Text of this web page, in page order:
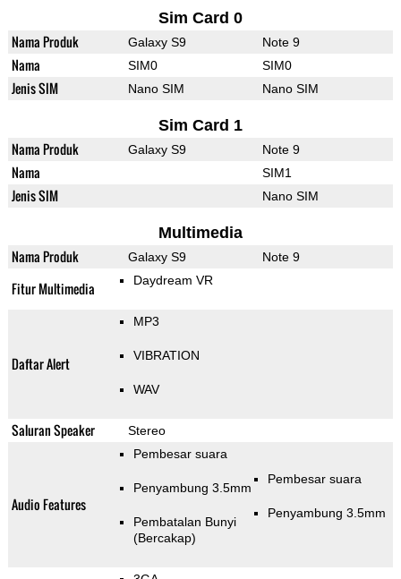
Sim Card 0
Nama Produk Galaxy S9 Note 9
Nama SIM0 SIM0
Jenis SIM Nano SIM Nano SIM
Sim Card 1
Nama Produk Galaxy S9 Note 9
Nama SIM1
Jenis SIM Nano SIM
Multimedia
Nama Produk Galaxy S9 Note 9
Fitur Multimedia Daydream VR
Daftar Alert
MP3
VIBRATION
WAV
Saluran Speaker Stereo
Audio Features
Pembesar suara
Penyambung 3.5mm
Pembatalan Bunyi
(Bercakap)
Pembesar suara
Penyambung 3.5mm